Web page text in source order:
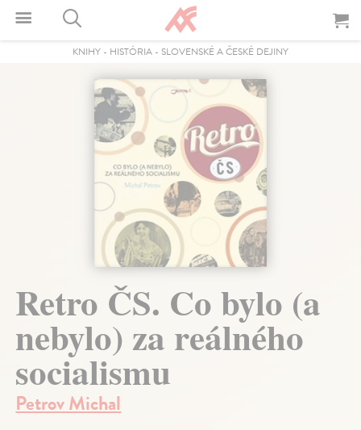
KNIHY - HISTÓRIA - SLOVENSKÉ A ČESKÉ DEJINY
Retro ČS. Co bylo (a
nebylo) za reálného
socialismu
Petrov Michal